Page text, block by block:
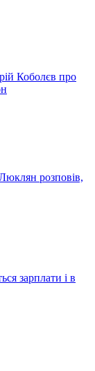
Коболєв про
розповів,
зарплати і в